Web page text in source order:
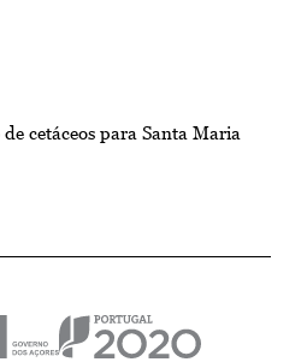
cetáceos para Santa Maria